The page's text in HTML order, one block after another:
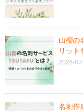
山櫻の
リット
2026-
名刺作